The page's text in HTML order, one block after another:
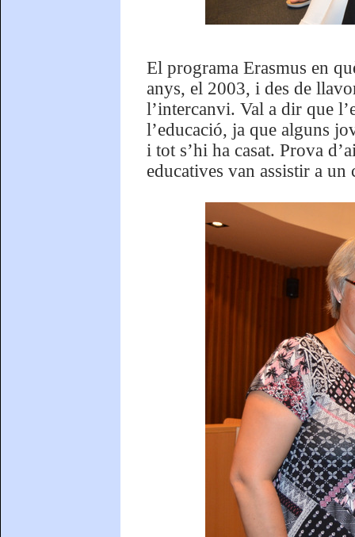
El programa Erasmus en
anys, el 2003, i des de
l’intercanvi. Val a dir que
l’educació, ja que alguns
i tot s’hi ha casat. Prova
educatives van assistir a un